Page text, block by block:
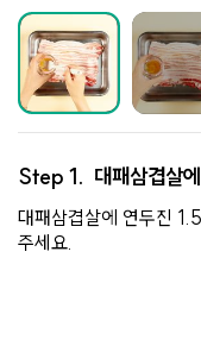
Step 1. 대패삼겹살
대패삼겹살에 연두진
주세요.